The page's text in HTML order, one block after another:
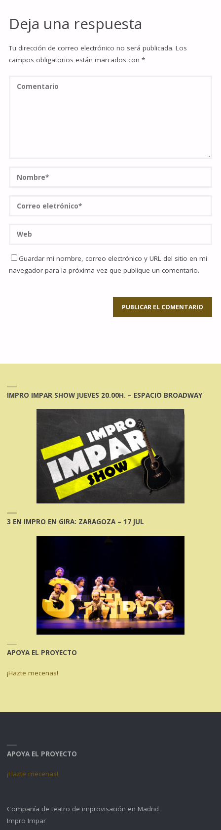
Deja una respuesta
Tu dirección de correo electrónico no será publicada. Los
campos obligatorios están marcados con *
Guardar mi nombre, correo electrónico y URL del sitio en mi
navegador para la próxima vez que publique un comentario.
IMPRO IMPAR SHOW JUEVES 20.00H. – ESPACIO BROADWAY
3 EN IMPRO EN GIRA: ZARAGOZA – 17 JUL
APOYA EL PROYECTO
¡Hazte mecenas!
APOYA EL PROYECTO
¡Hazte mecenas!
Compañía de teatro de improvisación en Madrid
Impro Impar